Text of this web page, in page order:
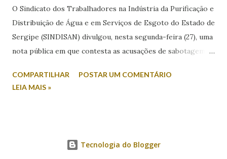
O Sindicato dos Trabalhadores na Indústria da Purificação e
Distribuição de Água e em Serviços de Esgoto do Estado de
Sergipe (SINDISAN) divulgou, nesta segunda-feira (27), uma
nota pública em que contesta as acusações de sabotagem
Aracaju e região metropolitana. A entidade atribui o
abastecimento da região afetada, que inclui Zona de
COMPARTILHAR
POSTAR UM COMENTÁRIO
LEIA MAIS »
Tecnologia do Blogger